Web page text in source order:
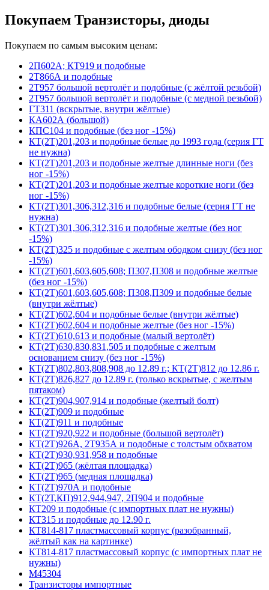
Покупаем Транзисторы, диоды
Покупаем по самым высоким ценам:
2П602А; КТ919 и подобные
2Т866А и подобные
2Т957 большой вертолёт и подобные (с жёлтой резьбой)
2Т957 большой вертолёт и подобные (с медной резьбой)
ГТ311 (вскрытые, внутри жёлтые)
КА602А (большой)
КПС104 и подобные (без ног -15%)
КТ(2Т)201,203 и подобные белые до 1993 года (серия ГТ
не нужна)
КТ(2Т)201,203 и подобные желтые длинные ноги (без
ног -15%)
КТ(2Т)201,203 и подобные желтые короткие ноги (без
ног -15%)
КТ(2Т)301,306,312,316 и подобные белые (серия ГТ не
нужна)
КТ(2Т)301,306,312,316 и подобные желтые (без ног
-15%)
КТ(2Т)325 и подобные с желтым ободком снизу (без ног
-15%)
КТ(2Т)601,603,605,608; П307,П308 и подобные желтые
(без ног -15%)
КТ(2Т)601,603,605,608; П308,П309 и подобные белые
(внутри жёлтые)
КТ(2Т)602,604 и подобные белые (внутри жёлтые)
КТ(2Т)602,604 и подобные желтые (без ног -15%)
КТ(2Т)610,613 и подобные (малый вертолёт)
КТ(2Т)630,830,831,505 и подобные с желтым
основанием снизу (без ног -15%)
КТ(2Т)802,803,808,908 до 12.89 г.; КТ(2Т)812 до 12.86 г.
КТ(2Т)826,827 до 12.89 г. (только вскрытые, с желтым
пятаком)
КТ(2Т)904,907,914 и подобные (желтый болт)
КТ(2Т)909 и подобные
КТ(2Т)911 и подобные
КТ(2Т)920,922 и подобные (большой вертолёт)
КТ(2Т)926А, 2Т935А и подобные с толстым обхватом
КТ(2Т)930,931,958 и подобные
КТ(2Т)965 (жёлтая площадка)
КТ(2Т)965 (медная площадка)
КТ(2Т)970А и подобные
КТ(2Т,КП)912,944,947, 2П904 и подобные
КТ209 и подобные (с импортных плат не нужны)
КТ315 и подобные до 12.90 г.
КТ814-817 пластмассовый корпус (разобранный,
жёлтый как на картинке)
КТ814-817 пластмассовый корпус (с импортных плат не
нужны)
М45304
Транзисторы импортные